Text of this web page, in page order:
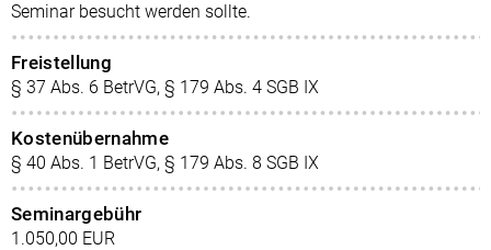
Seminar besucht werden sollte.
Freistellung
§ 37 Abs. 6 BetrVG, § 179 Abs. 4 SGB IX
Kostenübernahme
§ 40 Abs. 1 BetrVG, § 179 Abs. 8 SGB IX
Seminargebühr
1.050,00 EUR